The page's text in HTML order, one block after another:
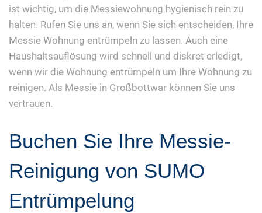
ist wichtig, um die Messiewohnung hygienisch rein zu
halten. Rufen Sie uns an, wenn Sie sich entscheiden, Ihre
Messie Wohnung entrümpeln zu lassen. Auch eine
Haushaltsauflösung wird schnell und diskret erledigt,
wenn wir die Wohnung entrümpeln um Ihre Wohnung zu
reinigen. Als Messie in Großbottwar können Sie uns
vertrauen.
Buchen Sie Ihre Messie-
Reinigung von SUMO
Entrümpelung